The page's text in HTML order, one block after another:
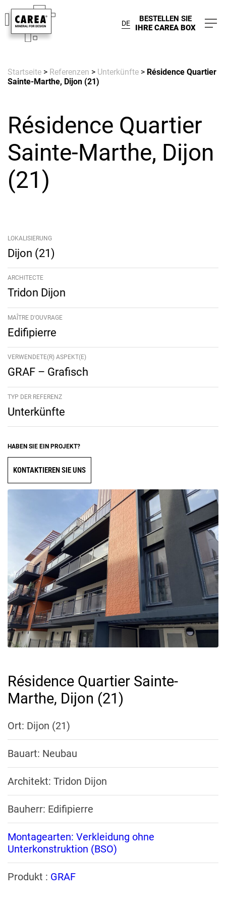
DE
BESTELLEN SIE
IHRE CAREA BOX
Startseite > Referenzen > Unterkünfte > Résidence Quartier
Sainte-Marthe, Dijon (21)
Résidence Quartier
Sainte-Marthe, Dijon
(21)
LOKALISIERUNG
Dijon (21)
ARCHITECTE
Tridon Dijon
MAÎTRE D'OUVRAGE
Edifipierre
VERWENDETE(R) ASPEKT(E)
GRAF – Grafisch
TYP DER REFERENZ
Unterkünfte
HABEN SIE EIN PROJEKT?
KONTAKTIEREN SIE UNS
Résidence Quartier Sainte-
Marthe, Dijon (21)
Ort: Dijon (21)
Bauart: Neubau
Architekt: Tridon Dijon
Bauherr: Edifipierre
Montagearten: Verkleidung ohne
Unterkonstruktion (BSO)
Produkt : GRAF